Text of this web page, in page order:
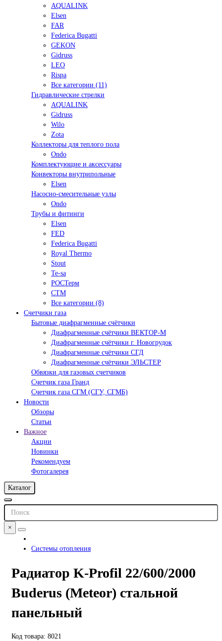
AQUALINK
Elsen
FAR
Federica Bugatti
GEKON
Gidruss
LEO
Rispa
Все категории (11)
Гидравлические стрелки
AQUALINK
Gidruss
Wilo
Zota
Коллекторы для теплого пола
Ondo
Комплектующие и аксессуары
Конвекторы внутрипольные
Elsen
Насосно-смесительные узлы
Ondo
Трубы и фитинги
Elsen
FED
Federica Bugatti
Royal Thermo
Stout
Te-sa
РОСТерм
СТМ
Все категории (8)
Счетчики газа
Бытовые диафрагменные счётчики
Диафрагменные счётчики ВЕКТОР-М
Диафрагменные счётчики г. Новогрудок
Диафрагменные счётчики СГД
Диафрагменные счётчики ЭЛЬСТЕР
Обвязки для газовых счетчиков
Счетчик газа Гранд
Счетчик газа СГМ (СГУ, СГМБ)
Новости
Обзоры
Статьи
Важное
Акции
Новинки
Рекомендуем
Фотогалерея
Каталог
×
Системы отопления
Радиатор K-Profil 22/600/2000
Buderus (Meteor) стальной
панельный
Код товара: 8021